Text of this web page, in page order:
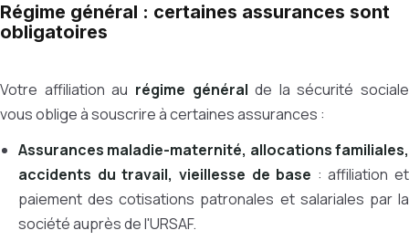
Régime général : certaines assurances sont
obligatoires
Votre affiliation au régime général de la sécurité sociale
vous oblige à souscrire à certaines assurances :
Assurances maladie-maternité, allocations familiales,
accidents du travail, vieillesse de base : affiliation et
paiement des cotisations patronales et salariales par la
société auprès de l'URSAF.